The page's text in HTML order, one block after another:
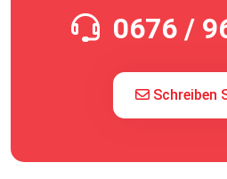
0676 /
Schreiben